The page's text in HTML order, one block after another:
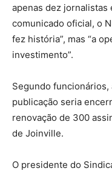
apenas dez jornalistas
comunicado oficial, o
fez história”, mas “a
investimento”.
Segundo funcionários,
publicação seria
renovação de 300
de Joinville.
O presidente do